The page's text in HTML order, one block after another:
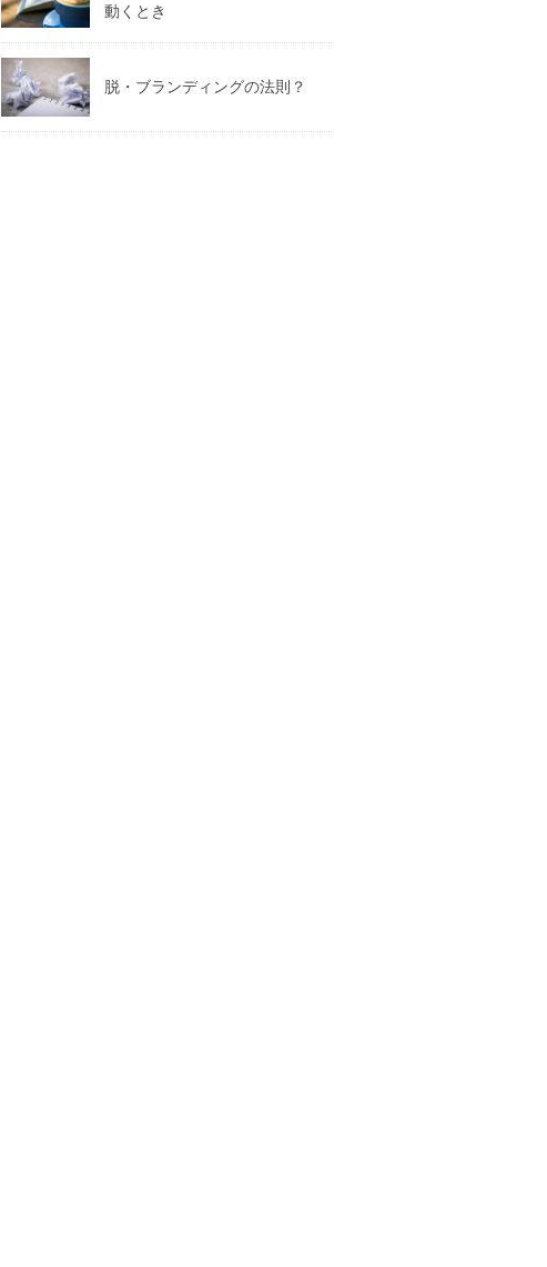
動くとき
脱・ブランディングの法則？